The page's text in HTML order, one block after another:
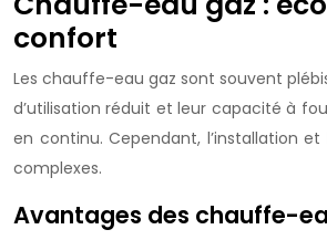
confort
Les chauffe-eau gaz sont souvent
d’utilisation réduit et leur capacité à
en continu. Cependant, l’installation et
complexes.
Avantages des chauffe-